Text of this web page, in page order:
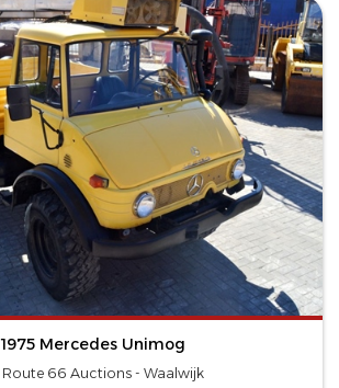
1975 Mercedes Unimog
Route 66 Auctions - Waalwijk